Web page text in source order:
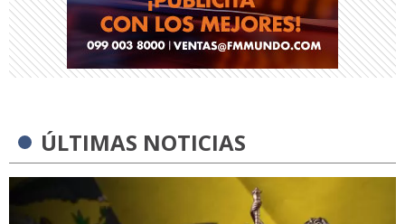
ÚLTIMAS NOTICIAS